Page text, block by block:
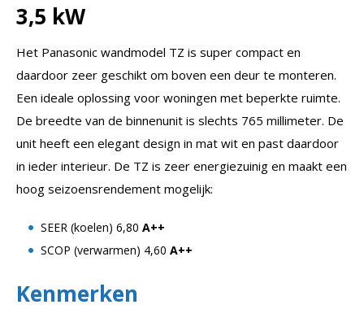
3,5 kW
Het Panasonic wandmodel TZ is super compact en
daardoor zeer geschikt om boven een deur te monteren.
Een ideale oplossing voor woningen met beperkte ruimte.
De breedte van de binnenunit is slechts 765 millimeter. De
unit heeft een elegant design in mat wit en past daardoor
in ieder interieur. De TZ is zeer energiezuinig en maakt een
hoog seizoensrendement mogelijk:
SEER (koelen) 6,80 A++
SCOP (verwarmen) 4,60 A++
Kenmerken